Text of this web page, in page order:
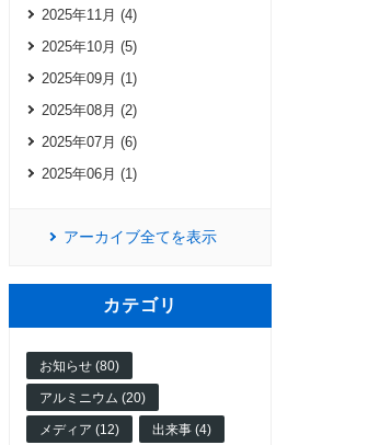
2025年11月 (4)
2025年10月 (5)
2025年09月 (1)
2025年08月 (2)
2025年07月 (6)
2025年06月 (1)
アーカイブ全てを表示
カテゴリ
お知らせ (80)
アルミニウム (20)
メディア (12) 出来事 (4)